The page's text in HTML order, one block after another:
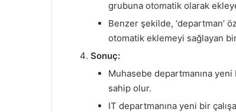
grubuna otomatik olarak
Benzer şekilde, ‘departman’
otomatik eklemeyi sağlayan
Sonuç:
Muhasebe departmanına
sahip olur.
IT departmanına yeni bir